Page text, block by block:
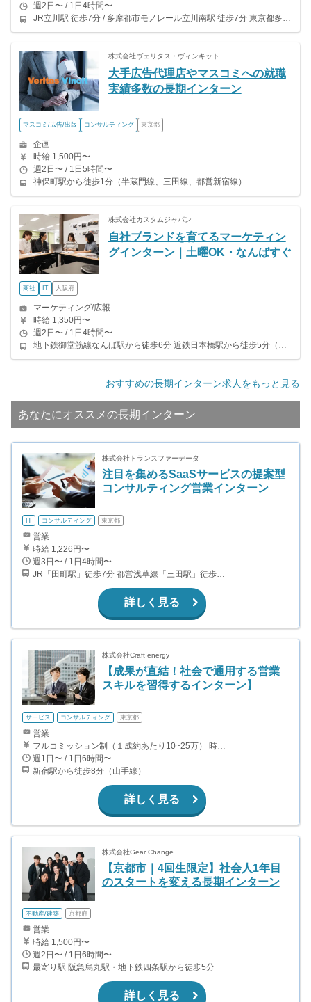
週2日〜 / 1日4時間〜
JR立川駅 徒歩7分 / 多摩都市モノレール立川南駅 徒歩7分 東京都多摩地区の別キャンパスでの勤務も可能です！ 武蔵境、聖蹟桜ヶ丘
株式会社ヴェリタス・ヴィンキット
大手広告代理店やマスコミへの就職
実績多数の長期インターン
マスコミ/広告/出版 コンサルティング 東京都
企画
時給 1,500円〜
週2日〜 / 1日5時間〜
神保町駅から徒歩1分（半蔵門線、三田線、都営新宿線）
株式会社カスタムジャパン
自社ブランドを育てるマーケティン
グインターン｜土曜OK・なんばすぐ
商社 IT 大阪府
マーケティング/広報
時給 1,350円〜
週2日〜 / 1日4時間〜
地下鉄御堂筋線なんば駅から徒歩6分 近鉄日本橋駅から徒歩5分（近鉄奈良線）
おすすめの長期インターン求人をもっと見る
あなたにオススメの長期インターン
株式会社トランスファーデータ
注目を集めるSaaSサービスの提案型
コンサルティング営業インターン
IT コンサルティング 東京都
営業
時給 1,226円〜
週3日〜 / 1日4時間〜
JR「田町駅」徒歩7分 都営浅草線「三田駅」徒歩7分 都営三田線「三田駅」徒歩5分
詳しく見る
株式会社Craft energy
【成果が直結！社会で通用する営業
スキルを習得するインターン】
サービス コンサルティング 東京都
営業
フルコミッション制（１成約あたり10~25万） 時給換算で（2000円〜2500円）程度が目安となります。 月100万稼ぐ学生多数在籍しています。 ■収入例 〇入社1か月目（早稲田大学2年生） 役職：アポインター 月間1契約×10万円＝10万円 ＋交通費 〇入社3か月目（明治大学2年生） 役職：アポインター 月間2契約×13万円＝26万円 ＋交通費 〇入社6か月目（慶應義塾大学3年生） 役職：アポインター 月間5契約×15万円＝75万円 ＋交通費 〇入社15か月目（東京大学3年生） 役職：クローザー 月間3契約×25万=75万円 ＋交通費 交通費支給あり
週1日〜 / 1日6時間〜
新宿駅から徒歩8分（山手線）
詳しく見る
株式会社Gear Change
【京都市｜4回生限定】社会人1年目
のスタートを変える長期インターン
不動産/建築 京都府
営業
時給 1,500円〜
週2日〜 / 1日6時間〜
最寄り駅 阪急烏丸駅・地下鉄四条駅から徒歩5分
詳しく見る